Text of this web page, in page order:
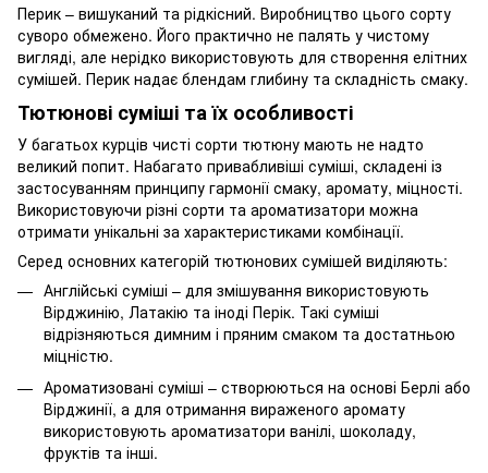
Перик – вишуканий та рідкісний. Виробництво цього сорту
суворо обмежено. Його практично не палять у чистому
вигляді, але нерідко використовують для створення елітних
сумішей. Перик надає блендам глибину та складність смаку.
Тютюнові суміші та їх особливості
У багатьох курців чисті сорти тютюну мають не надто
великий попит. Набагато привабливіші суміші, складені із
застосуванням принципу гармонії смаку, аромату, міцності.
Використовуючи різні сорти та ароматизатори можна
отримати унікальні за характеристиками комбінації.
Серед основних категорій тютюнових сумішей виділяють:
Англійські суміші – для змішування використовують
Вірджинію, Латакію та іноді Перік. Такі суміші
відрізняються димним і пряним смаком та достатньою
міцністю.
Ароматизовані суміші – створюються на основі Берлі або
Вірджинії, а для отримання вираженого аромату
використовують ароматизатори ванілі, шоколаду,
фруктів та інші.